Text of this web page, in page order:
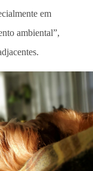
em
ambiental”,